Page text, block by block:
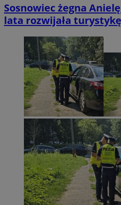
Sosnowiec żegna
lata rozwijała